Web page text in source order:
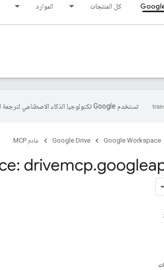
كل المنتجات الموارد
تستخدم Google تكنولوجيا الذكاء الاصطناعي لترجمة المحتوى إلى لغتك المفضّلة، وقد تتضمّن بعض الأخطاء.
Google Workspace
Google Drive خادم MCP
drivemcp.